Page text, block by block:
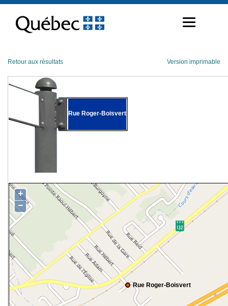
contenu
Retour aux résultats Version imprimable
Rue Roger-Boisvert
Rue Roger-Boisvert
+
−